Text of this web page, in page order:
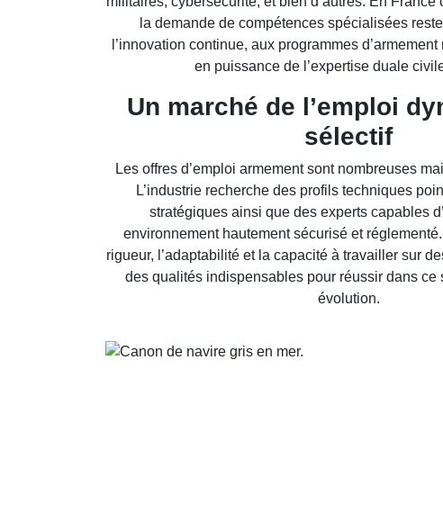
la demande de compétences spécialisées
l’innovation continue, aux programmes
en puissance de l’expertise duale
Un marché de l’emploi
sélectif
Les offres d’emploi armement sont nombreuses
L’industrie recherche des profils techniques
stratégiques ainsi que des experts capables
environnement hautement sécurisé et
rigueur, l’adaptabilité et la capacité à travailler sur
des qualités indispensables pour réussir dans ce
évolution.